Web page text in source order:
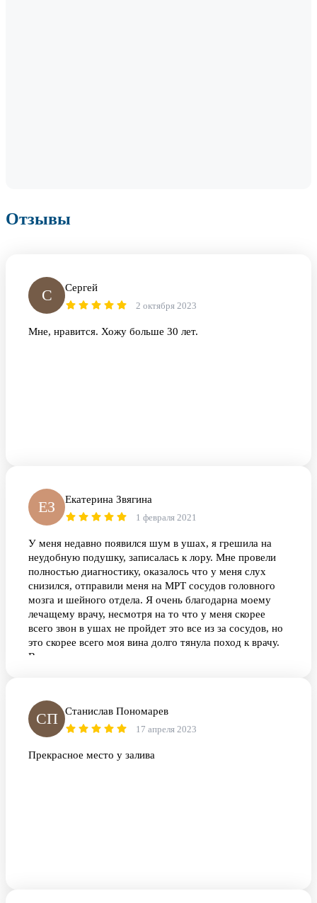
Отзывы
С Сергей
2 октября 2023
Мне, нравится. Хожу больше 30 лет.
ЕЗ Екатерина Звягина
1 февраля 2021
У меня недавно появился шум в ушах, я грешила на
неудобную подушку, записалась к лору. Мне провели
полностью диагностику, оказалось что у меня слух
снизился, отправили меня на МРТ сосудов головного
мозга и шейного отдела. Я очень благодарна моему
лечащему врачу, несмотря на то что у меня скорее
всего звон в ушах не пройдет это все из за сосудов, но
это скорее всего моя вина долго тянула поход к врачу.
Всем здоровья.
СП Станислав Пономарев
17 апреля 2023
Прекрасное место у залива